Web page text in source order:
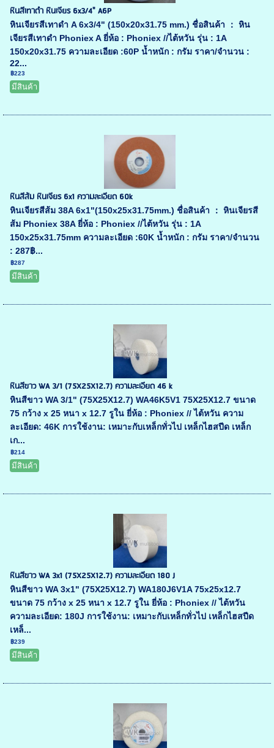
หินสีเทาดำ หินเจียร 6x3/4" A6P
หินเจียรสีเทาดำ A 6x3/4" (150x20x31.75 mm.) ชื่อสินค้า ： หิน
เจียรสีเทาดำ Phoniex A ยี่ห้อ : Phoniex //ไต้หวัน รุ่น : 1A
150x20x31.75 ความละเอียด :60P น้ำหนัก : กรัม ราคา/จำนวน :
22...
฿223
มีสินค้า
หินสีส้ม หินเจียร 6x1 ความละเอียด 60k
หินเจียรสีส้ม 38A 6x1"(150x25x31.75mm.) ชื่อสินค้า ： หินเจียรสี
ส้ม Phoniex 38A ยี่ห้อ : Phoniex //ไต้หวัน รุ่น : 1A
150x25x31.75mm ความละเอียด :60K น้ำหนัก : กรัม ราคา/จำนวน
: 287฿...
฿287
มีสินค้า
หินสีขาว WA 3/1 (75X25X12.7) ความละเอียด 46 k
หินสีขาว WA 3/1" (75X25X12.7) WA46K5V1 75X25X12.7 ขนาด
75 กว้าง x 25 หนา x 12.7 รูใน ยี่ห้อ : Phoniex // ไต้หวัน ความ
ละเอียด: 46K การใช้งาน: เหมาะกับเหล็กทั่วไป เหล็กไฮสปีด เหล็ก
เก...
฿214
มีสินค้า
หินสีขาว WA 3x1 (75X25X12.7) ความละเอียด 180 J
หินสีขาว WA 3x1" (75X25X12.7) WA180J6V1A 75x25x12.7
ขนาด 75 กว้าง x 25 หนา x 12.7 รูใน ยี่ห้อ : Phoniex // ไต้หวัน
ความละเอียด: 180J การใช้งาน: เหมาะกับเหล็กทั่วไป เหล็กไฮสปีด
เหล็...
฿239
มีสินค้า